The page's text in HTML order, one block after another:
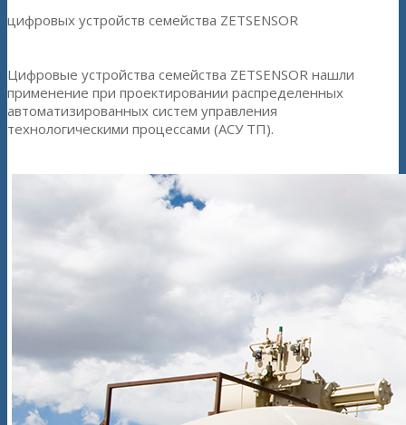
цифровых устройств семейства ZETSENSOR
Цифровые устройства семейства ZETSENSOR нашли
применение при проектировании распределенных
автоматизированных систем управления
технологическими процессами (АСУ ТП).